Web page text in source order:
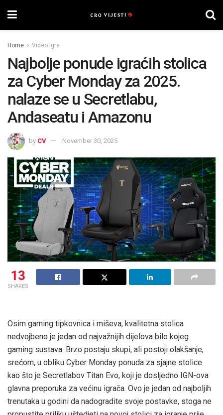
Home Video Igre
Najbolje ponude igraćih stolica
za Cyber ​​Monday za 2025.
nalaze se u Secretlabu,
Andaseatu i Amazonu
by CV November 30, 2025
13
SHARES
Osim gaming tipkovnica i miševa, kvalitetna stolica
nedvojbeno je jedan od najvažnijih dijelova bilo kojeg
gaming sustava. Brzo postaju skupi, ali postoji olakšanje,
srećom, u obliku Cyber ​​Monday ponuda za sjajne stolice
kao što je Secretlabov Titan Evo, koji je dosljedno IGN-ova
glavna preporuka za većinu igrača. Ovo je jedan od najboljih
trenutaka u godini da nadogradite svoje postavke, stoga ne